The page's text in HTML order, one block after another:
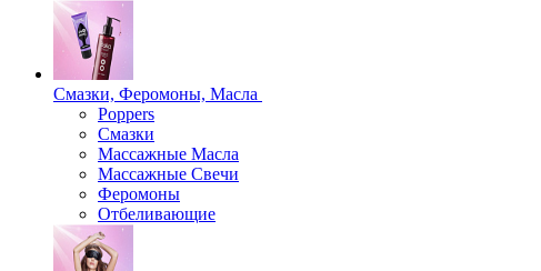
Смазки, Феромоны, Масла
Poppers
Смазки
Массажные Масла
Массажные Свечи
Феромоны
Отбеливающие